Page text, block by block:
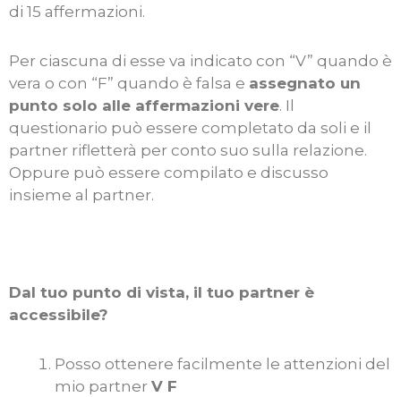
di 15 affermazioni.
Per ciascuna di esse va indicato con “V” quando è
vera o con “F” quando è falsa e assegnato un
punto solo alle affermazioni vere. Il
questionario può essere completato da soli e il
partner rifletterà per conto suo sulla relazione.
Oppure può essere compilato e discusso
insieme al partner.
Dal tuo punto di vista, il tuo partner è
accessibile?
Posso ottenere facilmente le attenzioni del
mio partner V F